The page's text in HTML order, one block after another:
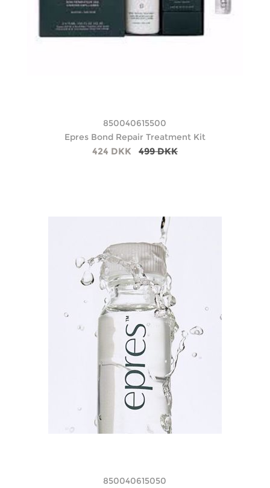
850040615500
Epres Bond Repair Treatment Kit
424 DKK 499 DKK
850040615050